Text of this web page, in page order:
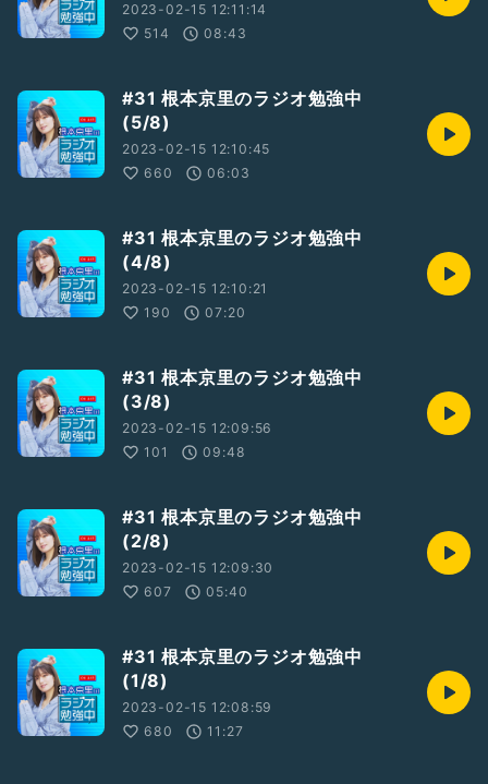
2023-02-15 12:11:14
514
08:43
#31 根本京里のラジオ勉強中
(5/8)
2023-02-15 12:10:45
660
06:03
#31 根本京里のラジオ勉強中
(4/8)
2023-02-15 12:10:21
190
07:20
#31 根本京里のラジオ勉強中
(3/8)
2023-02-15 12:09:56
101
09:48
#31 根本京里のラジオ勉強中
(2/8)
2023-02-15 12:09:30
607
05:40
#31 根本京里のラジオ勉強中
(1/8)
2023-02-15 12:08:59
680
11:27